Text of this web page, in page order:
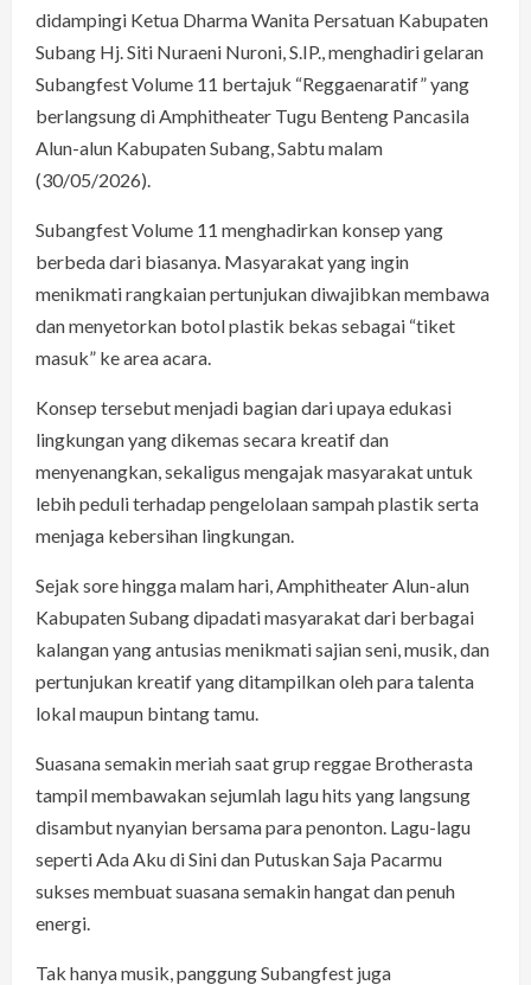
didampingi Ketua Dharma Wanita Persatuan Kabupaten
Subang Hj. Siti Nuraeni Nuroni, S.IP., menghadiri gelaran
Subangfest Volume 11 bertajuk “Reggaenaratif” yang
berlangsung di Amphitheater Tugu Benteng Pancasila
Alun-alun Kabupaten Subang, Sabtu malam
(30/05/2026).
Subangfest Volume 11 menghadirkan konsep yang
berbeda dari biasanya. Masyarakat yang ingin
menikmati rangkaian pertunjukan diwajibkan membawa
dan menyetorkan botol plastik bekas sebagai “tiket
masuk” ke area acara.
Konsep tersebut menjadi bagian dari upaya edukasi
lingkungan yang dikemas secara kreatif dan
menyenangkan, sekaligus mengajak masyarakat untuk
lebih peduli terhadap pengelolaan sampah plastik serta
menjaga kebersihan lingkungan.
Sejak sore hingga malam hari, Amphitheater Alun-alun
Kabupaten Subang dipadati masyarakat dari berbagai
kalangan yang antusias menikmati sajian seni, musik, dan
pertunjukan kreatif yang ditampilkan oleh para talenta
lokal maupun bintang tamu.
Suasana semakin meriah saat grup reggae Brotherasta
tampil membawakan sejumlah lagu hits yang langsung
disambut nyanyian bersama para penonton. Lagu-lagu
seperti Ada Aku di Sini dan Putuskan Saja Pacarmu
sukses membuat suasana semakin hangat dan penuh
energi.
Tak hanya musik, panggung Subangfest juga